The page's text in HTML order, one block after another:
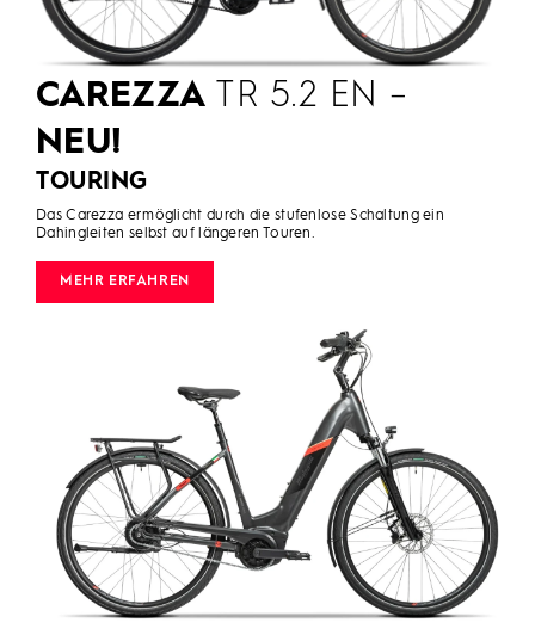
CAREZZA TR 5.2 EN –
NEU!
TOURING
Das Carezza ermöglicht durch die stufenlose Schaltung ein
Dahingleiten selbst auf längeren Touren.
MEHR ERFAHREN